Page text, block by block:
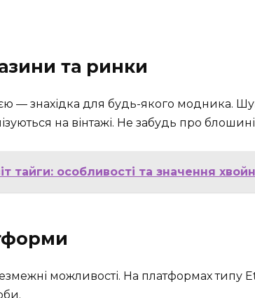
та ринки
— знахідка для будь-якого модника.
на вінтажі. Не забудь про
тайги: особливості та значення
можливості. На платформах типу